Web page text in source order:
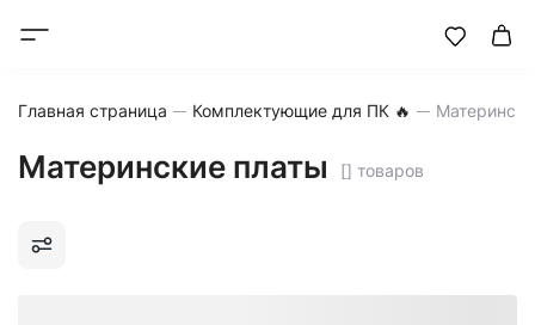
Главная страница Комплектующие для ПК 🔥
Материнские платы [] товаров